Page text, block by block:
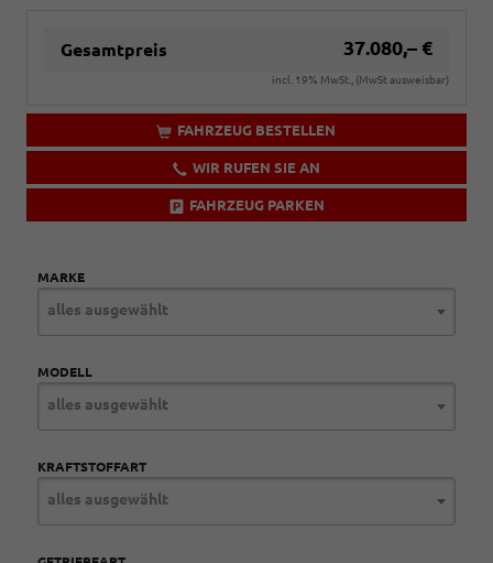
Gesamtpreis 37.080,– €
incl. 19% MwSt., (MwSt ausweisbar)
FAHRZEUG BESTELLEN
WIR RUFEN SIE AN
FAHRZEUG PARKEN
MARKE
alles ausgewählt
MODELL
alles ausgewählt
KRAFTSTOFFART
alles ausgewählt